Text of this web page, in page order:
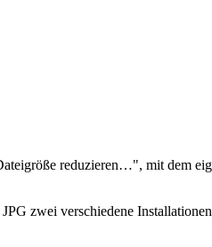
reduzieren…", mit dem
zwei verschiedene